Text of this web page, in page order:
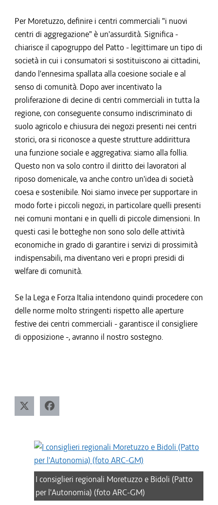
Per Moretuzzo, definire i centri commerciali "i nuovi
centri di aggregazione" è un'assurdità. Significa -
chiarisce il capogruppo del Patto - legittimare un tipo di
società in cui i consumatori si sostituiscono ai cittadini,
dando l'ennesima spallata alla coesione sociale e al
senso di comunità. Dopo aver incentivato la
proliferazione di decine di centri commerciali in tutta la
regione, con conseguente consumo indiscriminato di
suolo agricolo e chiusura dei negozi presenti nei centri
storici, ora si riconosce a queste strutture addirittura
una funzione sociale e aggregativa: siamo alla follia.
Questo non va solo contro il diritto dei lavoratori al
riposo domenicale, va anche contro un'idea di società
coesa e sostenibile. Noi siamo invece per supportare in
modo forte i piccoli negozi, in particolare quelli presenti
nei comuni montani e in quelli di piccole dimensioni. In
questi casi le botteghe non sono solo delle attività
economiche in grado di garantire i servizi di prossimità
indispensabili, ma diventano veri e propri presidi di
welfare di comunità.
Se la Lega e Forza Italia intendono quindi procedere con
delle norme molto stringenti rispetto alle aperture
festive dei centri commerciali - garantisce il consigliere
di opposizione -, avranno il nostro sostegno.
I consiglieri regionali Moretuzzo e Bidoli (Patto
per l'Autonomia) (foto ARC-GM)